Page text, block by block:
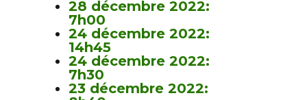
28 décembre 2022:
7h00
24 décembre 2022:
14h45
24 décembre 2022:
7h30
23 décembre 2022: